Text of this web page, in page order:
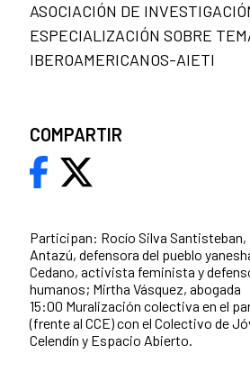
Participan: Rocío Silva
Antazú, defensora del pueblo
Cedano, activista feminista y
humanos; Mirtha Vásquez, abogada
15:00 Muralización colectiva en el
(frente al CCE) con el Colectivo de
Celendín y Espacio Abierto.
ASOCIACIÓN DE
ESPECIALIZACIÓN SOBRE
IBEROAMERICANOS-AIETI
COMPARTIR